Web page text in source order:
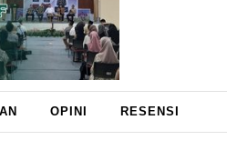
OPINI RESENSI